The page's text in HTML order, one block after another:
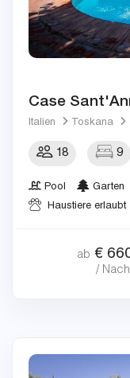
Case
Italien Toskana
18 9
Pool Garten
Haustiere erlaubt
ab €
/